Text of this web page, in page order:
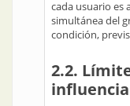
cada usuario es
simultánea del
condición,
2.2.